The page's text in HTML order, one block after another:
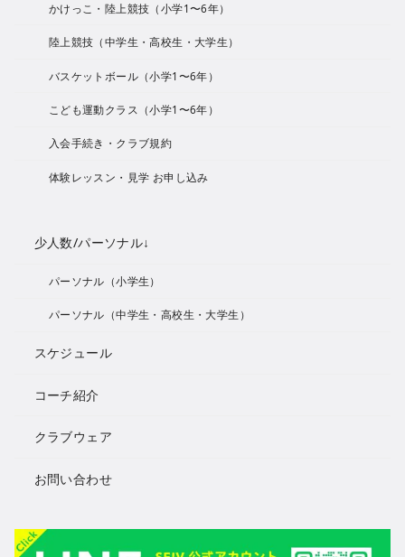
かけっこ・陸上競技（小学1〜6年）
陸上競技（中学生・高校生・大学生）
バスケットボール（小学1〜6年）
こども運動クラス（小学1〜6年）
入会手続き・クラブ規約
体験レッスン・見学 お申し込み
少人数/パーソナル↓
パーソナル（小学生）
パーソナル（中学生・高校生・大学生）
スケジュール
コーチ紹介
クラブウェア
お問い合わせ